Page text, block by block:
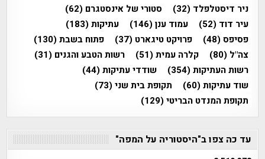
ניר דיסטלפלד (32) סטורי של אינסטגרם (62)
עיר דוד (52) עמוד ענן(146) עתיקות(183)
פסיפס(48) פרויקט טיגארט (37) פתוח בשבת(130)
צה"ל (80) קלרה עמית(51) רשות הטבע והגנים (31)
רשות העתיקות(354) שודדי עתיקות(44)
שוד עתיקות(60) תקופת בית שני(73)
תקופת המנדט הבריטי(129)
עד כה צפו ב"היסטוריה על המפה"